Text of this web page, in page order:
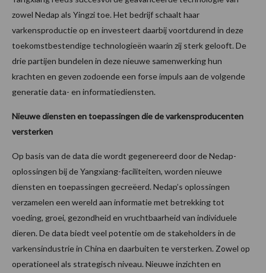
zowel Nedap als Yingzi toe. Het bedrijf schaalt haar
varkensproductie op en investeert daarbij voortdurend in deze
toekomstbestendige technologieën waarin zij sterk gelooft. De
drie partijen bundelen in deze nieuwe samenwerking hun
krachten en geven zodoende een forse impuls aan de volgende
generatie data- en informatiediensten.
Nieuwe diensten en toepassingen die de varkensproducenten
versterken
Op basis van de data die wordt gegenereerd door de Nedap-
oplossingen bij de Yangxiang-faciliteiten, worden nieuwe
diensten en toepassingen gecreëerd. Nedap’s oplossingen
verzamelen een wereld aan informatie met betrekking tot
voeding, groei, gezondheid en vruchtbaarheid van individuele
dieren. De data biedt veel potentie om de stakeholders in de
varkensindustrie in China en daarbuiten te versterken. Zowel op
operationeel als strategisch niveau. Nieuwe inzichten en